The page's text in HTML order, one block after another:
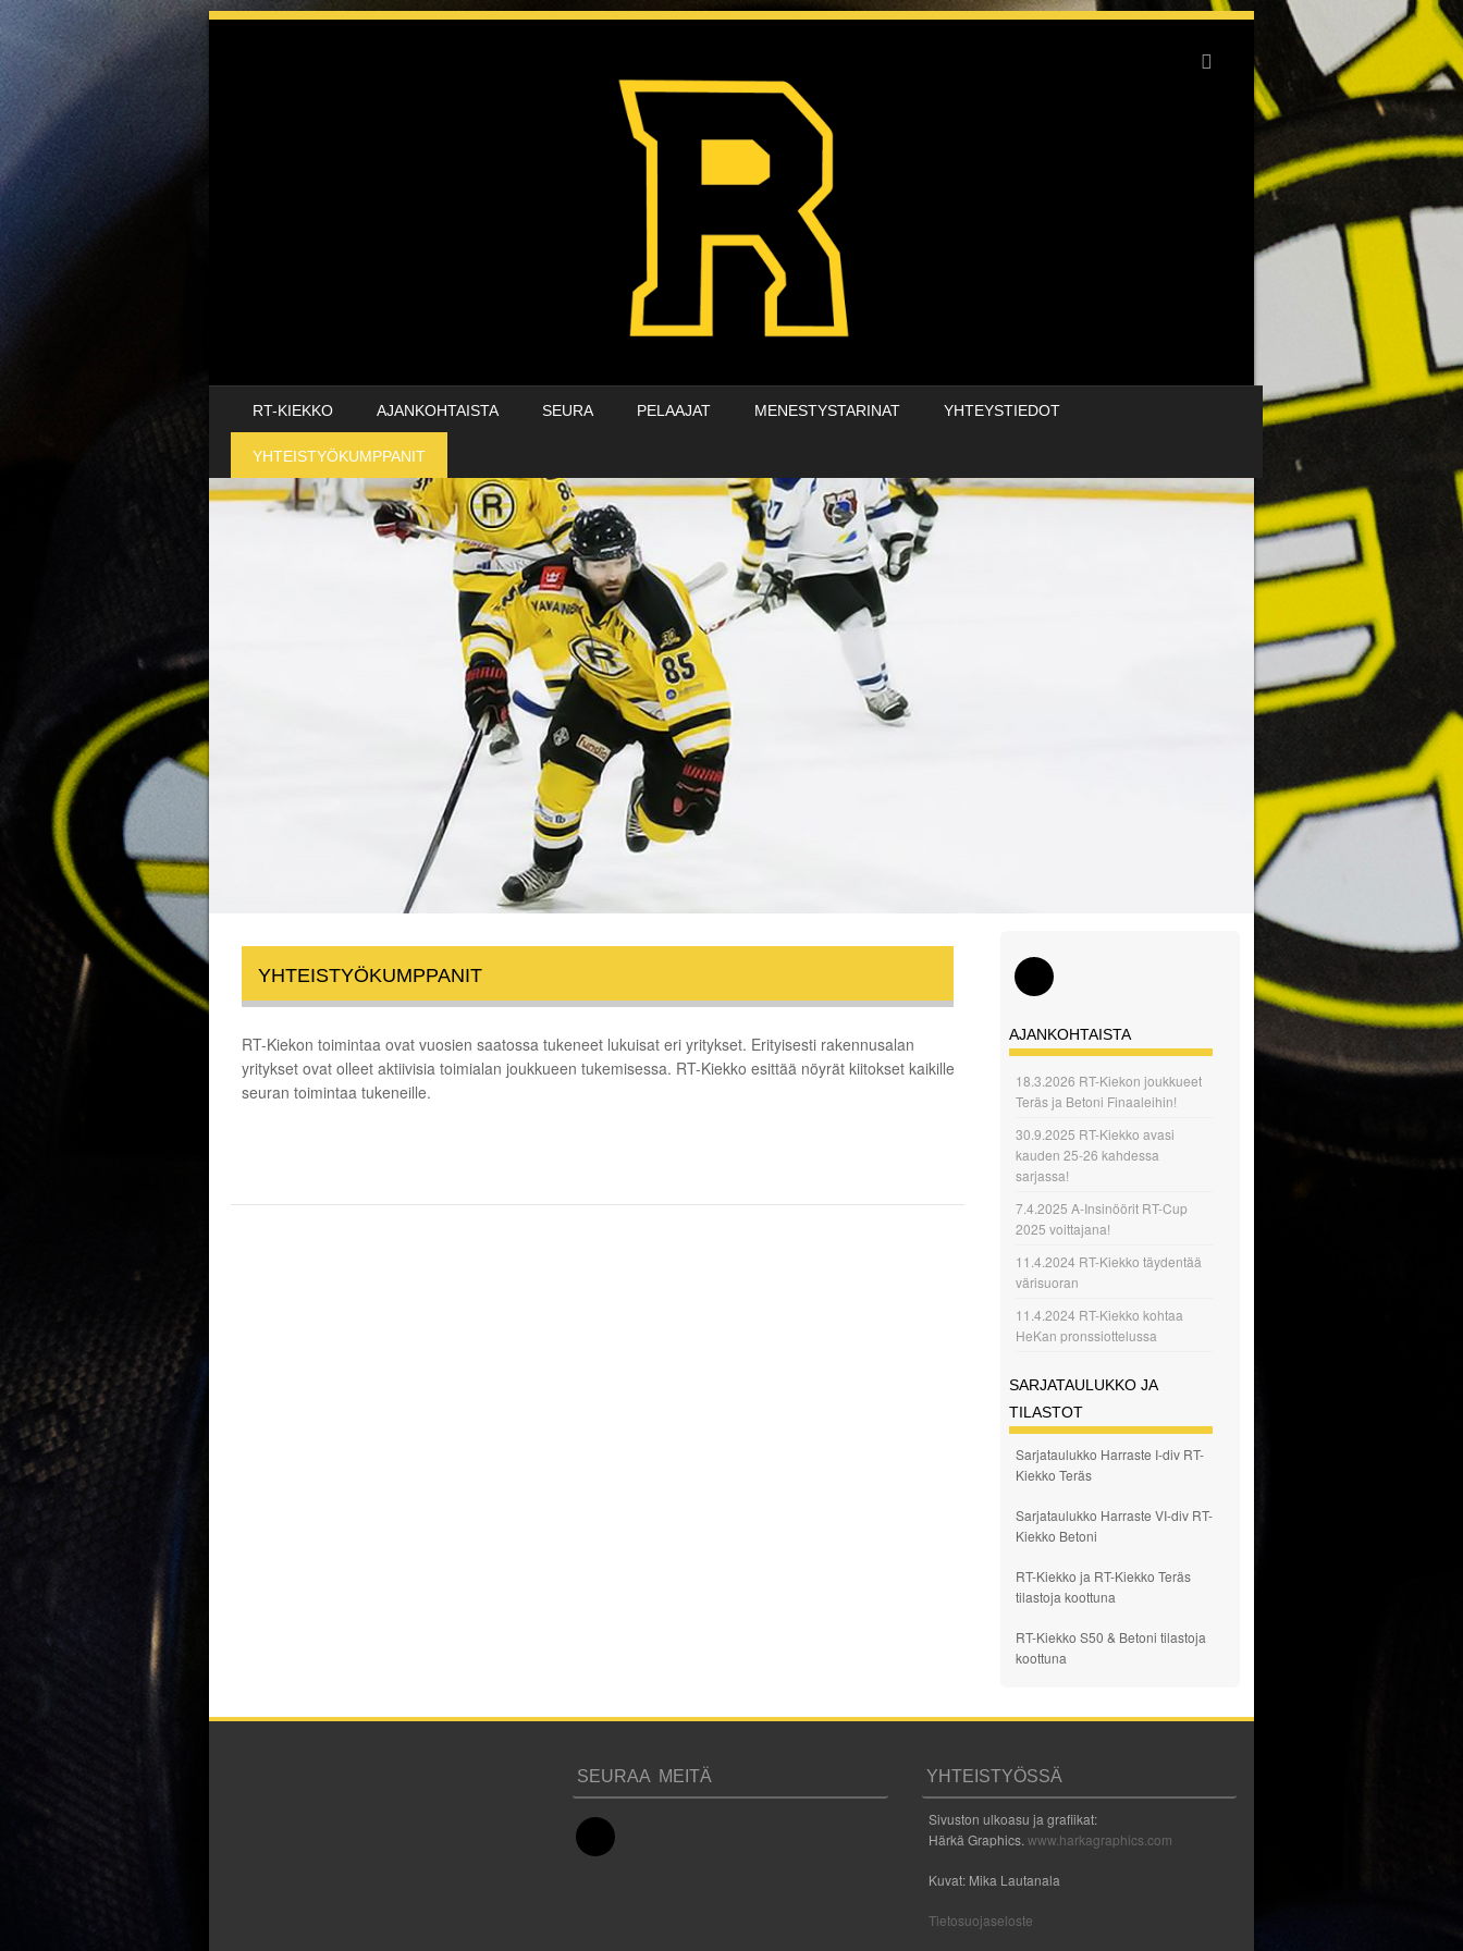
MENU
RT-KIEKKO AJANKOHTAISTA SEURA PELAAJAT MENESTYSTARINAT YHTEYSTIEDOT
YHTEISTYÖKUMPPANIT
YHTEISTYÖKUMPPANIT
RT-Kiekon toimintaa ovat vuosien saatossa tukeneet lukuisat eri yritykset. Erityisesti rakennusalan
yritykset ovat olleet aktiivisia toimialan joukkueen tukemisessa. RT-Kiekko esittää nöyrät kiitokset kaikille
seuran toimintaa tukeneille.
AJANKOHTAISTA
18.3.2026 RT-Kiekon joukkueet
Teräs ja Betoni Finaaleihin!
30.9.2025 RT-Kiekko avasi
kauden 25-26 kahdessa
sarjassa!
7.4.2025 A-Insinöörit RT-Cup
2025 voittajana!
11.4.2024 RT-Kiekko täydentää
värisuoran
11.4.2024 RT-Kiekko kohtaa
HeKan pronssiottelussa
SARJATAULUKKO JA
TILASTOT
Sarjataulukko Harraste I-div RT-
Kiekko Teräs
Sarjataulukko Harraste VI-div RT-
Kiekko Betoni
RT-Kiekko ja RT-Kiekko Teräs
tilastoja koottuna
RT-Kiekko S50 & Betoni tilastoja
koottuna
SEURAA MEITÄ YHTEISTYÖSSÄ
Sivuston ulkoasu ja grafiikat:
Härkä Graphics. www.harkagraphics.com
Kuvat: Mika Lautanala
Tietosuojaseloste